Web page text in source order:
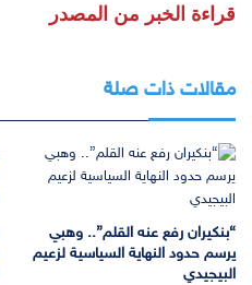
قراءة الخبر من المصدر
مقالات ذات صلة
“بنكيران رفع عنه القلم”.. وهبي
يرسم حدود النهاية السياسية لزعيم
البيجيدي